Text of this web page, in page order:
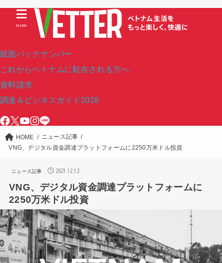
紙面バックナンバー
これからベトナムに駐在される方へ
資料請求
調達＆ビジネスガイド2026
MENU
HOME
ニュース記事
VNG、デジタル資金調達プラットフォームに2250万米ドル投資
ニュース記事 2023.12.12
VNG、デジタル資金調達プラットフォームに
2250万米ドル投資